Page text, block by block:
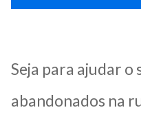
Seja para ajudar o
abandonados na